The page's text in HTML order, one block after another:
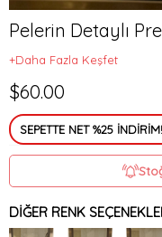
Pelerin Detaylı
+Daha Fazla Keşfet
$60.00
SEPETTE NET %25 İNDİRİM!
DIĞER RENK